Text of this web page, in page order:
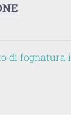
di fognatura